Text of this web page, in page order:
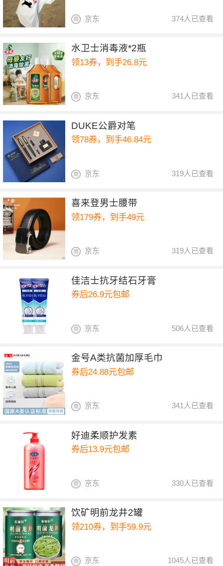
374人已查看
京东
水卫士消毒液*2瓶
领13券，到手26.8元
341人已查看
京东
DUKE公爵对笔
领78券，到手46.84元
319人已查看
京东
喜来登男士腰带
领179券，到手49元
319人已查看
京东
佳洁士抗牙结石牙膏
券后26.9元包邮
506人已查看
京东
金号A类抗菌加厚毛巾
券后24.88元包邮
341人已查看
京东
好迪柔顺护发素
券后13.9元包邮
330人已查看
京东
饮矿明前龙井2罐
领210券，到手59.9元
1045人已查看
京东